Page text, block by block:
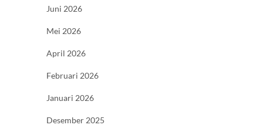
Juni 2026
Mei 2026
April 2026
Februari 2026
Januari 2026
Desember 2025